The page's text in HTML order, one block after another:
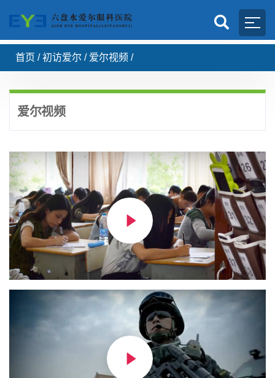
首页 /初访爱尔 / 爱尔视频 /
爱尔视频